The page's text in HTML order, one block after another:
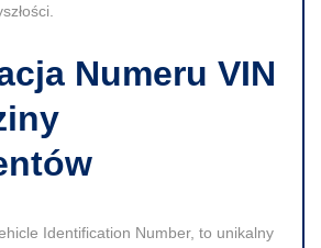
Numeru VIN
Identification Number, to unikalny